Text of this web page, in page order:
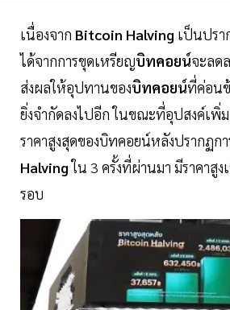
เนื่องจาก Bitcoin Halving เป็นปรา
ได้จากการขุดเหรียญบิทคอยน์จะลด
ส่งผลให้อุปทานของบิทคอยน์ที่ค่อนข้
ยิ่งจำกัดลงไปอีก ในขณะที่อุปสงค์เพิ่
ราคาสูงสุดของบิทคอยน์หลังปรากฏก
Halvingใน 3 ครั้งที่ผ่านมา มีราคาสู
รอบ